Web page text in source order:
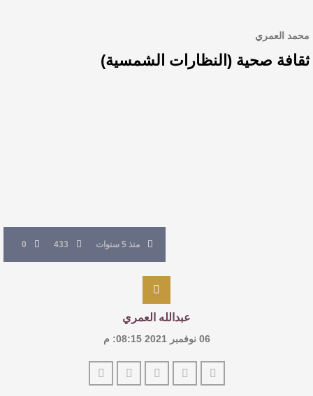
الروائي جابر محمد مدخلي: أحضر داخل رواياتي
محمد العمري
ثقافة صحية (النظارات الشمسية)
منذ 5 سنوات 433
0
عبدالله العمري
06 نوفمبر 2021 08:15: م